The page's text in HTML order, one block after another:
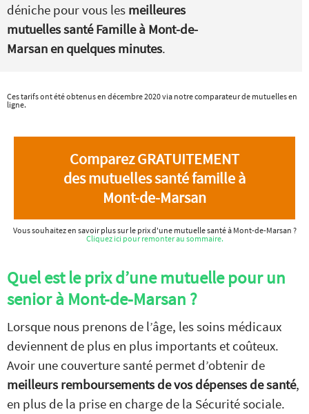
déniche pour vous les meilleures
mutuelles santé Famille à Mont-de-
Marsan en quelques minutes.
Ces tarifs ont été obtenus en décembre 2020 via notre comparateur de mutuelles en
ligne.
Comparez GRATUITEMENT
des mutuelles santé famille à
Mont-de-Marsan
Vous souhaitez en savoir plus sur le prix d'une mutuelle santé à Mont-de-Marsan ?
Cliquez ici pour remonter au sommaire.
Quel est le prix d’une mutuelle pour un
senior à Mont-de-Marsan ?
Lorsque nous prenons de l’âge, les soins médicaux
deviennent de plus en plus importants et coûteux.
Avoir une couverture santé permet d’obtenir de
meilleurs remboursements de vos dépenses de santé,
en plus de la prise en charge de la Sécurité sociale.